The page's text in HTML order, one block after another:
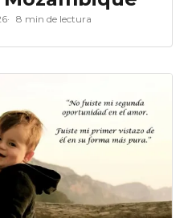
8 min de lectura